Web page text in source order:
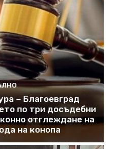
– Благоевград
по три досъдебни
отглеждане на
на конопа